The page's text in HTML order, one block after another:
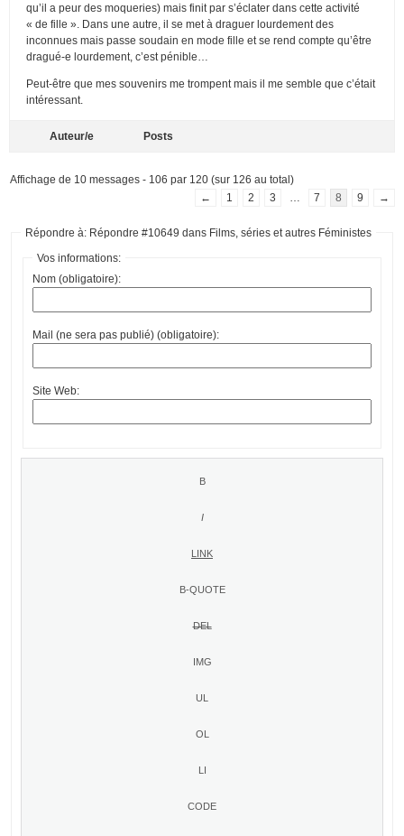
qu’il a peur des moqueries) mais finit par s’éclater dans cette activité
« de fille ». Dans une autre, il se met à draguer lourdement des
inconnues mais passe soudain en mode fille et se rend compte qu’être
dragué-e lourdement, c’est pénible…
Peut-être que mes souvenirs me trompent mais il me semble que c’était
intéressant.
Auteur/e Posts
Affichage de 10 messages - 106 par 120 (sur 126 au total)
←
1 2 3 7 8 9 →
Répondre à: Répondre #10649 dans Films, séries et autres Féministes
Vos informations:
Nom (obligatoire):
Mail (ne sera pas publié) (obligatoire):
Site Web: